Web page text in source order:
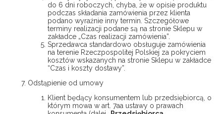
do 6 dni roboczych, chyba, że w opisie produktu
podczas składania zamówienia przez klienta
podano wyraźnie inny termin. Szczegółowe
terminy realizacji podane są na stronie Sklepu w
zakładce „Czas realizacji zamówienia”.
Sprzedawca standardowo obsługuje zamówienia
na terenie Rzeczpospolitej Polskiej za pokryciem
kosztów wskazanych na stronie Sklepu w zakładce
“Czas i koszty dostawy”.
Odstąpienie od umowy
Klient będący konsumentem lub przedsiębiorcą, o
którym mowa w art. 7aa ustawy o prawach